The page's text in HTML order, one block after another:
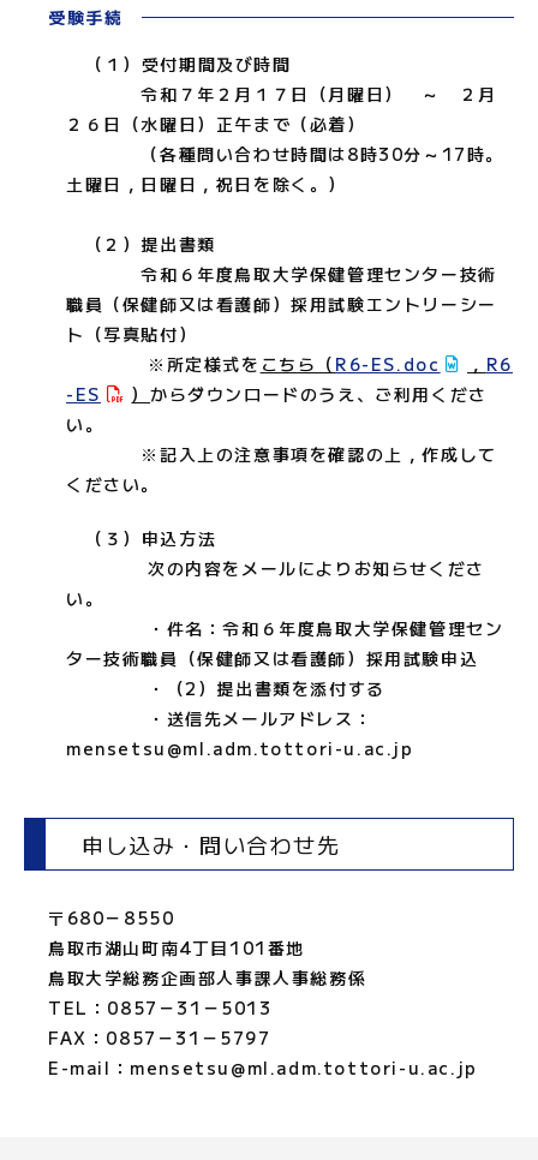
受験手続
（１）受付期間及び時間
令和７年２月１７日（月曜日） ～ ２月
２６日（水曜日）正午まで（必着）
（各種問い合わせ時間は8時30分～17時。
土曜日，日曜日，祝日を除く。）
（２）提出書類
令和６年度鳥取大学保健管理センター技術
職員（保健師又は看護師）採用試験エントリーシー
ト（写真貼付）
※所定様式を こちら（ R6-ES.doc ， R6
-ES
）からダウンロードのうえ、ご利用くださ
い。
※記入上の注意事項を確認の上，作成して
ください。
（３）申込方法
次の内容をメールによりお知らせくださ
い。
・件名：令和６年度鳥取大学保健管理セン
ター技術職員（保健師又は看護師）採用試験申込
・（2）提出書類を添付する
・送信先メールアドレス：
mensetsu@ml.adm.tottori-u.ac.jp
申し込み・問い合わせ先
〒680－8550
鳥取市湖山町南4丁目101番地
鳥取大学総務企画部人事課人事総務係
TEL：0857－31－5013
FAX：0857－31－5797
E-mail：mensetsu@ml.adm.tottori-u.ac.jp